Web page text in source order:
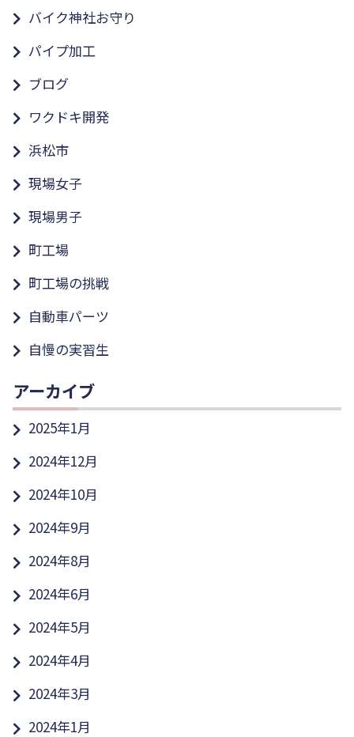
バイク神社お守り
パイプ加工
ブログ
ワクドキ開発
浜松市
現場女子
現場男子
町工場
町工場の挑戦
自動車パーツ
自慢の実習生
アーカイブ
2025年1月
2024年12月
2024年10月
2024年9月
2024年8月
2024年6月
2024年5月
2024年4月
2024年3月
2024年1月